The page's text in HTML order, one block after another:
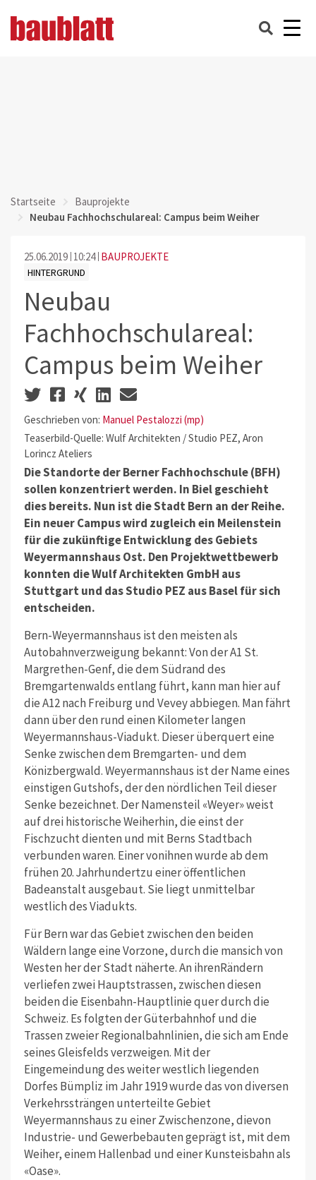
Startseite
Bauprojekte
Neubau Fachhochschulareal: Campus beim Weiher
25.06.2019 10:24 BAUPROJEKTE
HINTERGRUND
Neubau
Fachhochschulareal:
Campus beim Weiher
Geschrieben von: Manuel Pestalozzi (mp)
Teaserbild-Quelle: Wulf Architekten / Studio PEZ, Aron
Lorincz Ateliers
Die Standorte der Berner Fachhochschule (BFH)
sollen konzentriert werden. In Biel geschieht
dies bereits. Nun ist die Stadt Bern an der Reihe.
Ein neuer Campus wird zugleich ein Meilenstein
für die zukünftige Entwicklung des Gebiets
Weyermannshaus Ost. Den Projektwettbewerb
konnten die Wulf Architekten GmbH aus
Stuttgart und das Studio PEZ aus Basel für sich
entscheiden.
Bern-Weyermannshaus ist den meisten als
Autobahnverzweigung bekannt: Von der A1 St.
Margrethen-Genf, die dem Südrand des
Bremgartenwalds entlang führt, kann man hier auf
die A12 nach Freiburg und Vevey abbiegen. Man fährt
dann über den rund einen Kilometer langen
Weyermannshaus-Viadukt. Dieser überquert eine
Senke zwischen dem Bremgarten- und dem
Könizbergwald. Weyermannshaus ist der Name eines
einstigen Gutshofs, der den nördlichen Teil dieser
Senke bezeichnet. Der Namensteil «Weyer» weist
auf drei historische Weiherhin, die einst der
Fischzucht dienten und mit Berns Stadtbach
verbunden waren. Einer vonihnen wurde ab dem
frühen 20. Jahrhundertzu einer öffentlichen
Badeanstalt ausgebaut. Sie liegt unmittelbar
westlich des Viadukts.
Für Bern war das Gebiet zwischen den beiden
Wäldern lange eine Vorzone, durch die mansich von
Westen her der Stadt näherte. An ihrenRändern
verliefen zwei Hauptstrassen, zwischen diesen
beiden die Eisenbahn-Hauptlinie quer durch die
Schweiz. Es folgten der Güterbahnhof und die
Trassen zweier Regionalbahnlinien, die sich am Ende
seines Gleisfelds verzweigen. Mit der
Eingemeindung des weiter westlich liegenden
Dorfes Bümpliz im Jahr 1919 wurde das von diversen
Verkehrssträngen unterteilte Gebiet
Weyermannshaus zu einer Zwischenzone, dievon
Industrie- und Gewerbebauten geprägt ist, mit dem
Weiher, einem Hallenbad und einer Kunsteisbahn als
«Oase».